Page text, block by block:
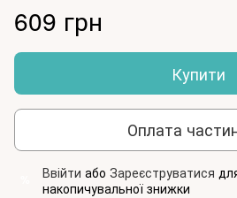
609 грн
Купити
Оплата
Ввійти або Зареєструватися
накопичувальної знижки